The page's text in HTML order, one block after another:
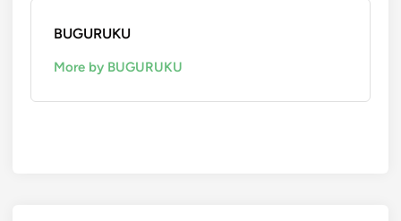
BUGURUKU
More by BUGURUKU